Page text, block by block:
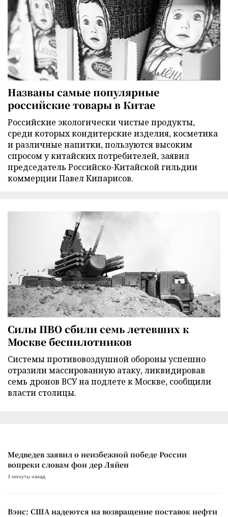
Названы самые популярные
российские товары в Китае
Российские экологически чистые продукты,
среди которых кондитерские изделия, косметика
и различные напитки, пользуются высоким
спросом у китайских потребителей, заявил
председатель Российско-Китайской гильдии
коммерции Павел Кипарисов.
Силы ПВО сбили семь летевших к
Москве беспилотников
Cистемы противовоздушной обороны успешно
отразили массированную атаку, ликвидировав
семь дронов ВСУ на подлете к Москве, сообщили
власти столицы.
Медведев заявил о неизбежной победе России
вопреки словам фон дер Ляйен
3 минуты назад
Вэнс: США надеются на возвращение поставок нефти